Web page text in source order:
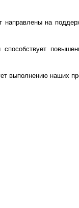
направлены на
выполнению наших